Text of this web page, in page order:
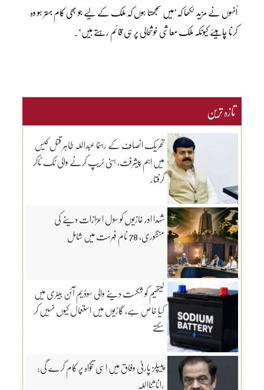
اُنہوں نے مزید لکھا کہ’میں سمجھتا ہوں کہ ملک کے لیے جو بھی کام بہتر ہو وہ
کرنا چاہیئے کیونکہ ملک معاشی خوشحالی پر ہی قائم رہتے ہیں‘۔
تازہ ترین
تحریک انصاف کے رہنما عبداللہ طاہر قتل کیس
میں اہم پیشرفت، ہنی ٹریپ کرنے والی ٹک ٹاکر
گرفتار
شہدا اور غازیوں کو سول اعزازات دینے کی
منظوری، 78 نام فہرست میں شامل
لیتھیم کو شکست دینے والی سوڈیم آئن بیٹری میں
کیا خاص ہے، گاڑیوں میں استعمال کیوں نہیں کر
سکتے
پیپلز پارٹی وفاق میں اسی تنخواہ پر کام کرے گی:
رانا ثنااللہ